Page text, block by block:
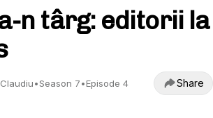
n târg: editorii la
•Season 7•Episode 4 Share